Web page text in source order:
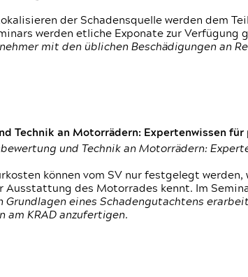
der Schadensquelle werden dem
werden etliche Exponate zur Verfügung
mit den üblichen Beschädigungen an
Technik an Motorrädern: Expertenwissen
und Technik an Motorrädern:
können vom SV nur festgelegt
Ausstattung des Motorrades kennt. Im
Grundlagen eines Schadengutachtens
am KRAD anzufertigen.